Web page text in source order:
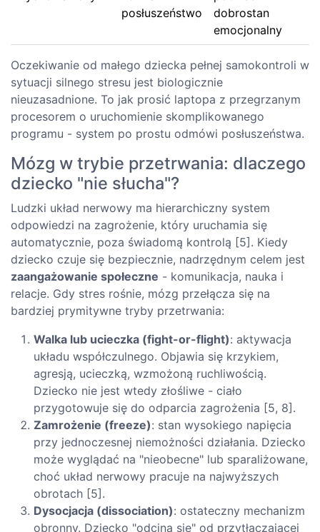
posłuszeństwo
dobrostan
emocjonalny
Oczekiwanie od małego dziecka pełnej samokontroli w
sytuacji silnego stresu jest biologicznie
nieuzasadnione. To jak prosić laptopa z przegrzanym
procesorem o uruchomienie skomplikowanego
programu - system po prostu odmówi posłuszeństwa.
Mózg w trybie przetrwania: dlaczego
dziecko "nie słucha"?
Ludzki układ nerwowy ma hierarchiczny system
odpowiedzi na zagrożenie, który uruchamia się
automatycznie, poza świadomą kontrolą [5]. Kiedy
dziecko czuje się bezpiecznie, nadrzędnym celem jest
zaangażowanie społeczne - komunikacja, nauka i
relacje. Gdy stres rośnie, mózg przełącza się na
bardziej prymitywne tryby przetrwania:
Walka lub ucieczka (fight-or-flight): aktywacja
układu współczulnego. Objawia się krzykiem,
agresją, ucieczką, wzmożoną ruchliwością.
Dziecko nie jest wtedy złośliwe - ciało
przygotowuje się do odparcia zagrożenia [5, 8].
Zamrożenie (freeze): stan wysokiego napięcia
przy jednoczesnej niemożności działania. Dziecko
może wyglądać na "nieobecne" lub sparaliżowane,
choć układ nerwowy pracuje na najwyższych
obrotach [5].
Dysocjacja (dissociation): ostateczny mechanizm
obronny. Dziecko "odcina się" od przytłaczającej